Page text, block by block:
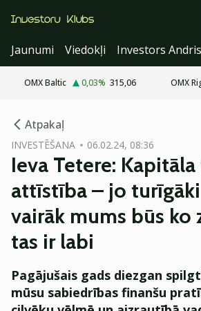
Jaunumi
Viedokļi Investors Andris
OMX Baltic 0,03% 315,06 OMX
Atpakaļ
INVESTĒŠANA 06.02.24, 08:36
Ieva Tetere:
attīstība – jo
vairāk mums būs ko
tas ir labi
Pagājušais gads diezgan
mūsu sabiedrības finanšu